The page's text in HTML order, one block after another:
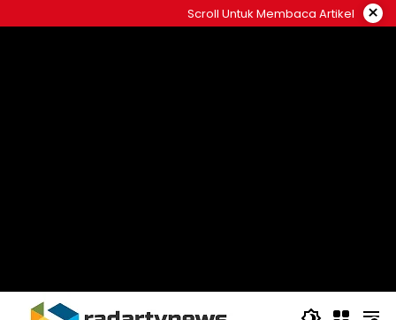
to
Scroll Untuk Membaca Artikel ×